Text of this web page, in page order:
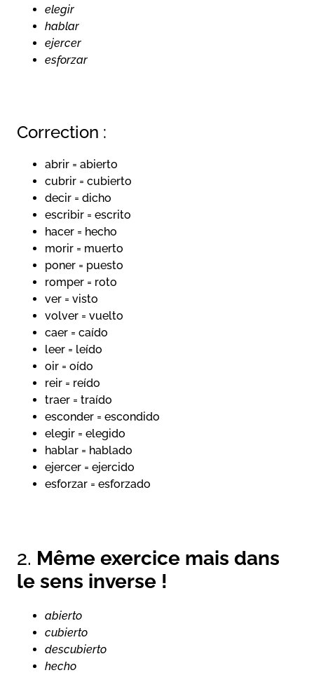
elegir
hablar
ejercer
esforzar
Correction :
abrir = abierto
cubrir = cubierto
decir = dicho
escribir = escrito
hacer = hecho
morir = muerto
poner = puesto
romper = roto
ver = visto
volver = vuelto
caer = caído
leer = leído
oir = oído
reir = reído
traer = traído
esconder = escondido
elegir = elegido
hablar = hablado
ejercer = ejercido
esforzar = esforzado
2. Même exercice mais dans
le sens inverse !
abierto
cubierto
descubierto
hecho